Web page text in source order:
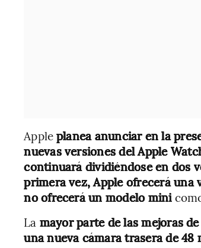
Appleplanea anunciar en la
nuevas versiones del Apple
continuará dividiéndose en dos
primera vez, Apple ofrecerá una
no ofrecerá un modelo mini
La mayor parte de las mejoras
una nueva cámara trasera de 48